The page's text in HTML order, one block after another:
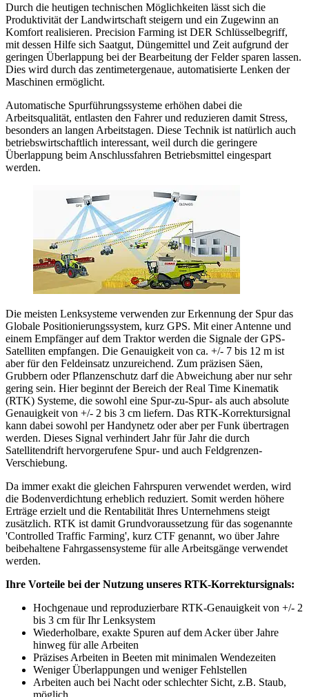
Durch die heutigen technischen Möglichkeiten lässt sich die
Produktivität der Landwirtschaft steigern und ein Zugewinn an
Komfort realisieren. Precision Farming ist DER Schlüsselbegriff,
mit dessen Hilfe sich Saatgut, Düngemittel und Zeit aufgrund der
geringen Überlappung bei der Bearbeitung der Felder sparen lassen.
Dies wird durch das zentimetergenaue, automatisierte Lenken der
Maschinen ermöglicht.
Automatische Spurführungssysteme erhöhen dabei die
Arbeitsqualität, entlasten den Fahrer und reduzieren damit Stress,
besonders an langen Arbeitstagen. Diese Technik ist natürlich auch
betriebswirtschaftlich interessant, weil durch die geringere
Überlappung beim Anschlussfahren Betriebsmittel eingespart
werden.
Die meisten Lenksysteme verwenden zur Erkennung der Spur das
Globale Positionierungssystem, kurz GPS. Mit einer Antenne und
einem Empfänger auf dem Traktor werden die Signale der GPS-
Satelliten empfangen. Die Genauigkeit von ca. +/- 7 bis 12 m ist
aber für den Feldeinsatz unzureichend. Zum präzisen Säen,
Grubbern oder Pflanzenschutz darf die Abweichung aber nur sehr
gering sein. Hier beginnt der Bereich der Real Time Kinematik
(RTK) Systeme, die sowohl eine Spur-zu-Spur- als auch absolute
Genauigkeit von +/- 2 bis 3 cm liefern. Das RTK-Korrektursignal
kann dabei sowohl per Handynetz oder aber per Funk übertragen
werden. Dieses Signal verhindert Jahr für Jahr die durch
Satellitendrift hervorgerufene Spur- und auch Feldgrenzen-
Verschiebung.
Da immer exakt die gleichen Fahrspuren verwendet werden, wird
die Bodenverdichtung erheblich reduziert. Somit werden höhere
Erträge erzielt und die Rentabilität Ihres Unternehmens steigt
zusätzlich. RTK ist damit Grundvoraussetzung für das sogenannte
'Controlled Traffic Farming', kurz CTF genannt, wo über Jahre
beibehaltene Fahrgassensysteme für alle Arbeitsgänge verwendet
werden.
Ihre Vorteile bei der Nutzung unseres RTK-Korrektursignals:
Hochgenaue und reproduzierbare RTK-Genauigkeit von +/- 2
bis 3 cm für Ihr Lenksystem
Wiederholbare, exakte Spuren auf dem Acker über Jahre
hinweg für alle Arbeiten
Präzises Arbeiten in Beeten mit minimalen Wendezeiten
Weniger Überlappungen und weniger Fehlstellen
Arbeiten auch bei Nacht oder schlechter Sicht, z.B. Staub,
möglich